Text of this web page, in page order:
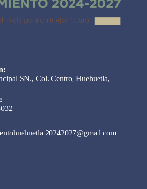
SN., Col. Centro, Huehuetla,